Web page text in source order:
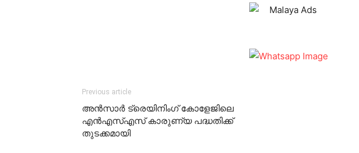
Previous article
അന്‍സാര്‍ ട്രെയിനിംഗ് കോളേജിലെ
എന്‍എസ്എസ്‌ കാരുണ്യ പദ്ധതിക്ക്
തുടക്കമായി